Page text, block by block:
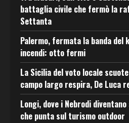
battaglia civile che fermò la
Settanta
Palermo, fermata la banda del
incendi: otto fermi
La Sicilia del voto locale
campo largo respira, De Luca
Longi, dove i Nebrodi
che punta sul turismo outdoor